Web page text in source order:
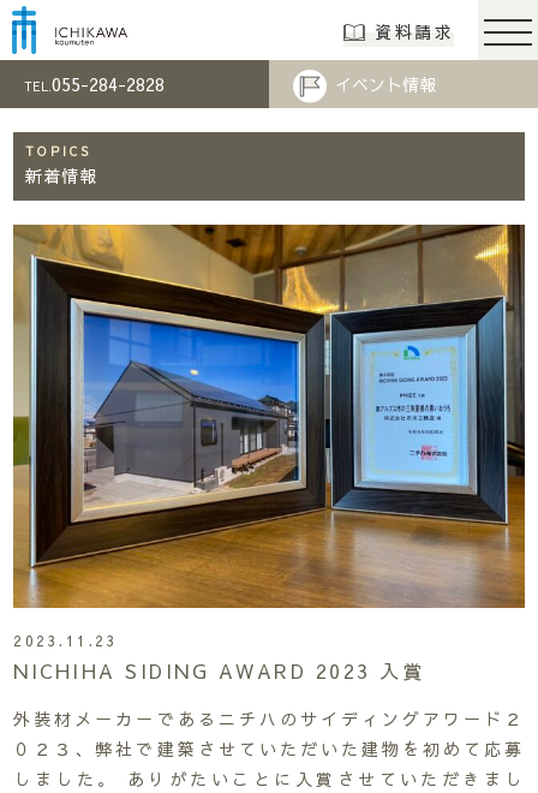
市川工務店 | らしさ
資料請求
TEL.055-284-2828 イベント情報
TOPICS
新着情報
2023.11.23
NICHIHA SIDING AWARD 2023 入賞
外装材メーカーであるニチハのサイディングアワード２
０２３、弊社で建築させていただいた建物を初めて応募
しました。 ありがたいことに入賞させていただきまし